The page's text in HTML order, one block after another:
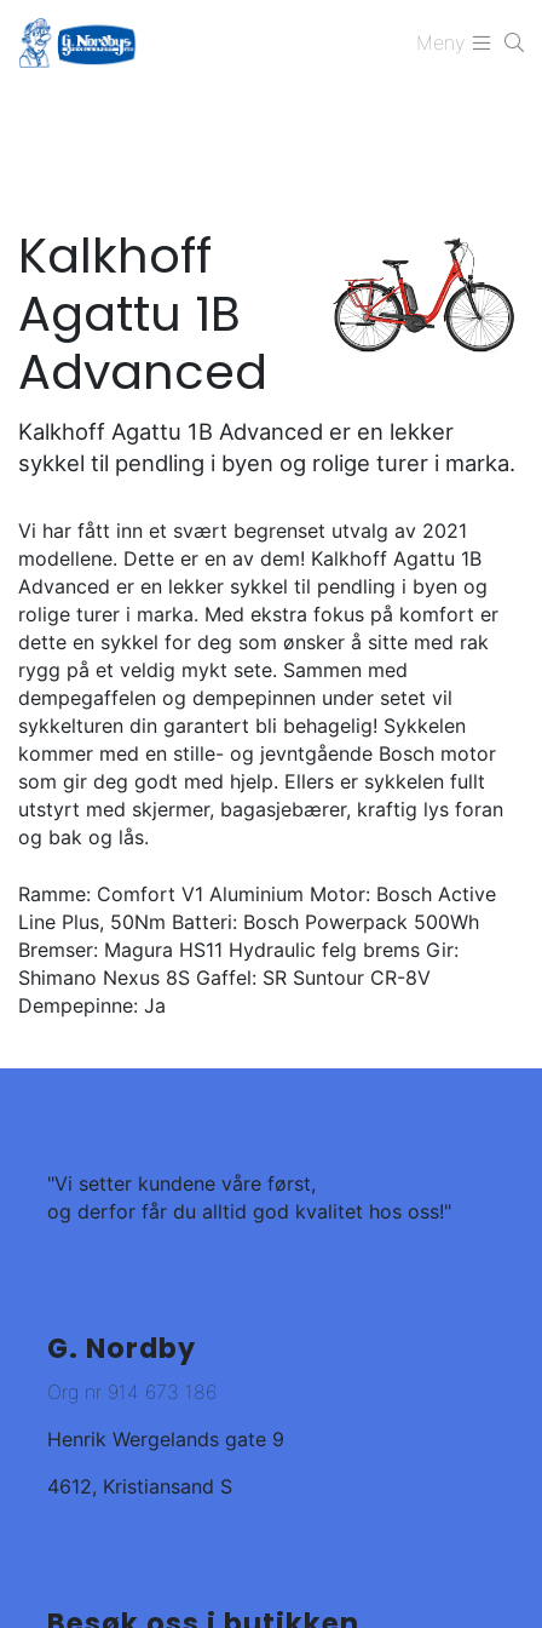
Meny
Kalkhoff
Agattu 1B
Advanced
Kalkhoff Agattu 1B Advanced er en lekker
sykkel til pendling i byen og rolige turer i marka.
Vi har fått inn et svært begrenset utvalg av 2021
modellene. Dette er en av dem! Kalkhoff Agattu 1B
Advanced er en lekker sykkel til pendling i byen og
rolige turer i marka. Med ekstra fokus på komfort er
dette en sykkel for deg som ønsker å sitte med rak
rygg på et veldig mykt sete. Sammen med
dempegaffelen og dempepinnen under setet vil
sykkelturen din garantert bli behagelig! Sykkelen
kommer med en stille- og jevntgående Bosch motor
som gir deg godt med hjelp. Ellers er sykkelen fullt
utstyrt med skjermer, bagasjebærer, kraftig lys foran
og bak og lås.
Ramme: Comfort V1 Aluminium Motor: Bosch Active
Line Plus, 50Nm Batteri: Bosch Powerpack 500Wh
Bremser: Magura HS11 Hydraulic felg brems Gir:
Shimano Nexus 8S Gaffel: SR Suntour CR-8V
Dempepinne: Ja
"Vi setter kundene våre først,
og derfor får du alltid god kvalitet hos oss!"
G. Nordby
Org nr 914 673 186
Henrik Wergelands gate 9
4612, Kristiansand S